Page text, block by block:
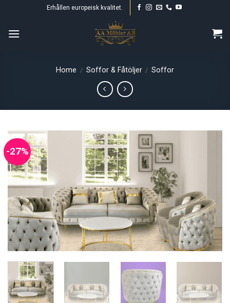
content
Erhållen europeisk kvalitet.
Home / Soffor & Fåtöljer / Soffor
-27%